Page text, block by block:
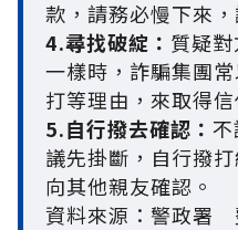
款，請務必慢下來
4.尋找破綻： 質疑
一樣時，詐騙集團
打等理由，來取得信
5.自行撥去確認：
議先掛斷，自行撥
向其他親友確認。
資料來源：警政署